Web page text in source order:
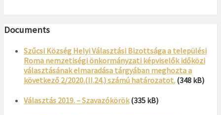
Documents
Szűcsi Község Helyi Választási Bizottsága a települési
Roma nemzetiségi önkormányzati képviselők időközi
választásának elmaradása tárgyában meghozta a
következő 2/2020.(II.24.) számú határozatot. (348 kB)
Választás 2019. – Szavazókörök (335 kB)